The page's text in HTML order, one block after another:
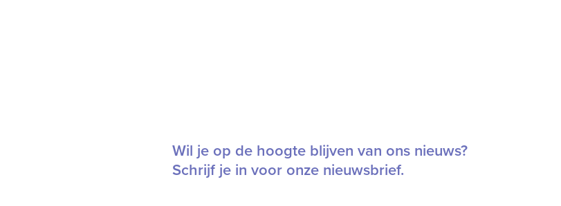
Wil je op de hoogte blijven van ons nieuws?
Schrijf je in voor onze nieuwsbrief.